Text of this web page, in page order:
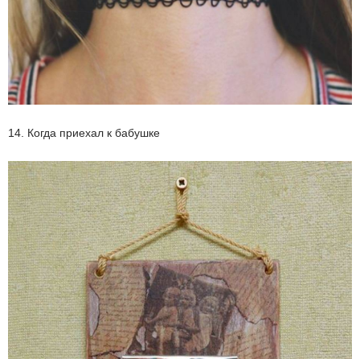
14. Когда приехал к бабушке